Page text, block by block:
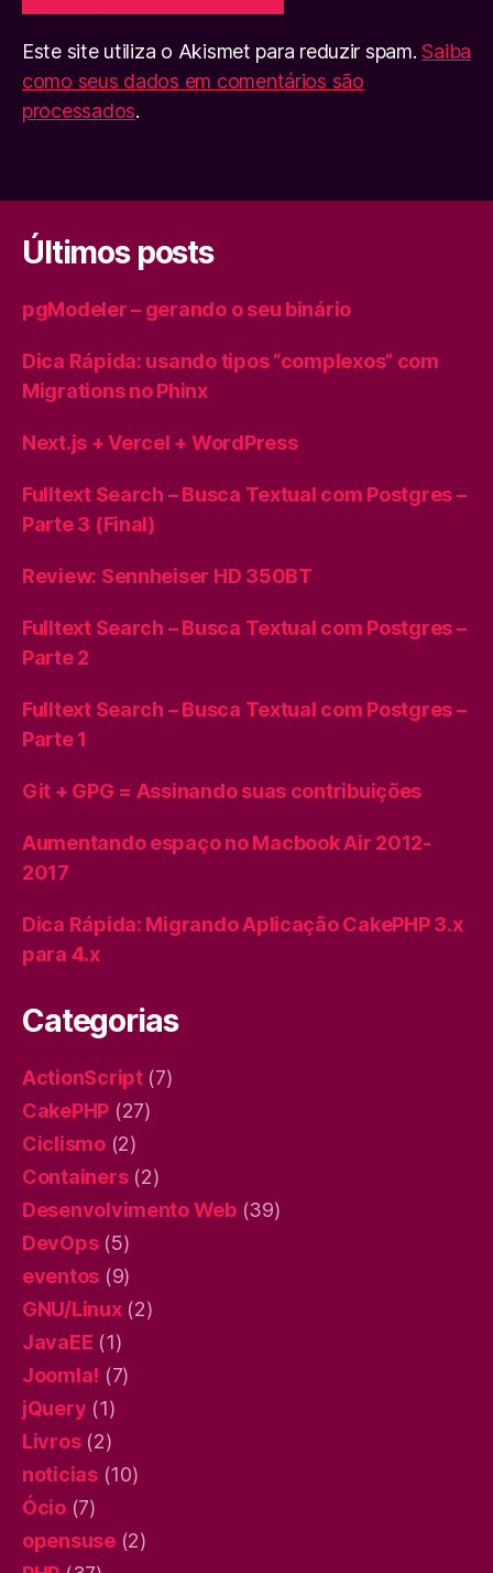
Este site utiliza o Akismet para reduzir spam.Saiba
como seus dados em comentários são
processados.
Últimos posts
pgModeler – gerando o seu binário
Dica Rápida: usando tipos “complexos” com
Migrations no Phinx
Next.js + Vercel + WordPress
Fulltext Search – Busca Textual com Postgres –
Parte 3 (Final)
Review: Sennheiser HD 350BT
Fulltext Search – Busca Textual com Postgres –
Parte 2
Fulltext Search – Busca Textual com Postgres –
Parte 1
Git + GPG = Assinando suas contribuições
Aumentando espaço no Macbook Air 2012-
2017
Dica Rápida: Migrando Aplicação CakePHP 3.x
para 4.x
Categorias
ActionScript(7)
CakePHP (27)
Ciclismo(2)
Containers(2)
Desenvolvimento Web(39)
DevOps(5)
eventos (9)
GNU/Linux(2)
JavaEE (1)
Joomla! (7)
jQuery (1)
Livros(2)
noticias(10)
Ócio(7)
opensuse(2)